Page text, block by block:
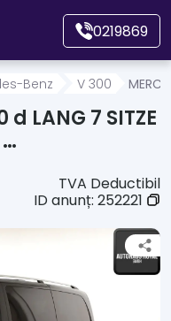
0219869
Benz V 300
d LANG 7 SITZE
TVA Deductibil
ID anunț: 252221